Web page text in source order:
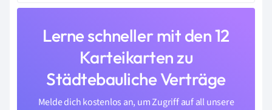
Lerne schneller mit den 12
Karteikarten zu
Städtebauliche Verträge
Melde dich kostenlos an, um Zugriff auf all unsere